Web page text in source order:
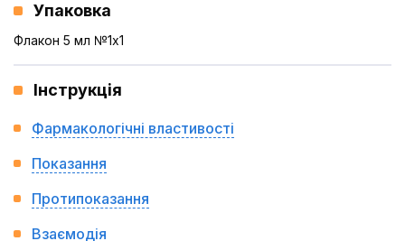
Упаковка
Флакон 5 мл №1x1
Інструкція
Фармакологічні властивості
Показання
Протипоказання
Взаємодія